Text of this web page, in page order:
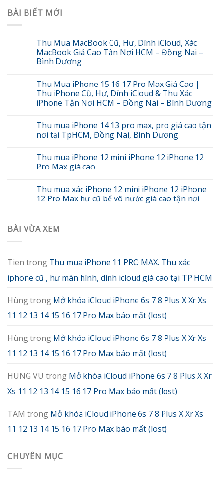
BÀI BIẾT MỚI
Thu Mua MacBook Cũ, Hư, Dính iCloud, Xác
MacBook Giá Cao Tận Nơi HCM – Đồng Nai –
Bình Dương
Thu Mua iPhone 15 16 17 Pro Max Giá Cao |
Thu iPhone Cũ, Hư, Dính iCloud & Thu Xác
iPhone Tận Nơi HCM – Đồng Nai – Bình Dương
Thu mua iPhone 14 13 pro max, pro giá cao tận
nơi tại TpHCM, Đồng Nai, Bình Dương
Thu mua iPhone 12 mini iPhone 12 iPhone 12
Pro Max giá cao
Thu mua xác iPhone 12 mini iPhone 12 iPhone
12 Pro Max hư cũ bể vô nước giá cao tận nơi
BÀI VỪA XEM
Tien trong Thu mua iPhone 11 PRO MAX. Thu xác
iphone cũ , hư màn hình, dính icloud giá cao tại TP HCM
Hùngtrong Mở khóa iCloud iPhone 6s 7 8 Plus X Xr Xs
11 12 13 14 15 16 17 Pro Max báo mất (lost)
Hùngtrong Mở khóa iCloud iPhone 6s 7 8 Plus X Xr Xs
11 12 13 14 15 16 17 Pro Max báo mất (lost)
HUNG VU trong Mở khóa iCloud iPhone 6s 7 8 Plus X Xr
Xs 11 12 13 14 15 16 17 Pro Max báo mất (lost)
TAM trong Mở khóa iCloud iPhone 6s 7 8 Plus X Xr Xs
11 12 13 14 15 16 17 Pro Max báo mất (lost)
CHUYÊN MỤC